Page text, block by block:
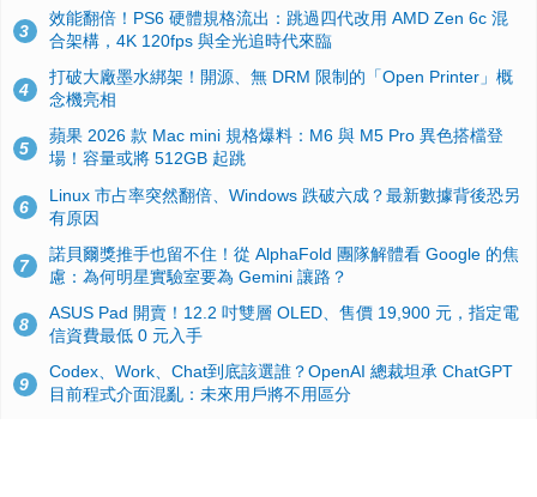
3
效能翻倍！PS6 硬體規格流出：跳過四代改用 AMD Zen 6c 混
合架構，4K 120fps 與全光追時代來臨
4
打破大廠墨水綁架！開源、無 DRM 限制的「Open Printer」概
念機亮相
5
蘋果 2026 款 Mac mini 規格爆料：M6 與 M5 Pro 異色搭檔登
場！容量或將 512GB 起跳
6
Linux 市占率突然翻倍、Windows 跌破六成？最新數據背後恐另
有原因
7
諾貝爾獎推手也留不住！從 AlphaFold 團隊解體看 Google 的焦
慮：為何明星實驗室要為 Gemini 讓路？
8
ASUS Pad 開賣！12.2 吋雙層 OLED、售價 19,900 元，指定電
信資費最低 0 元入手
9
Codex、Work、Chat到底該選誰？OpenAI 總裁坦承 ChatGPT
目前程式介面混亂：未來用戶將不用區分